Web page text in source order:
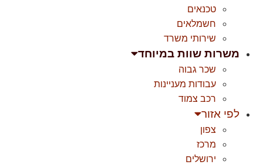
טכנאים
חשמלאים
שירותי משרד
משרות שוות במיוחד
שכר גבוה
עבודות מעניינות
רכב צמוד
לפי אזור
צפון
מרכז
ירושלים